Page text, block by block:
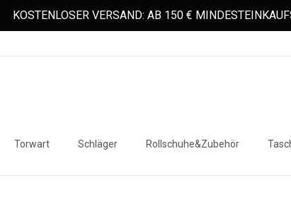
KOSTENLOSER VERSAND: AB 150 €
Torwart Schläger Rollschuhe&Zubehör